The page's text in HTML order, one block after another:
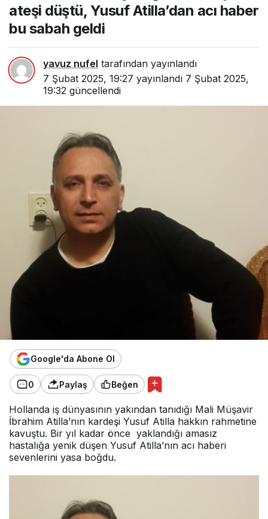
ateşi düştü, Yusuf Atilla’dan acı haber
bu sabah geldi
yavuz nufel tarafından yayınlandı
7 Şubat 2025, 19:27 yayınlandı 7 Şubat 2025,
19:32 güncellendi
Google'da Abone Ol
0 Paylaş Beğen
Hollanda iş dünyasının yakından tanıdığı Mali Müşavir
İbrahim Atilla’nın kardeşi Yusuf Atilla hakkın rahmetine
kavuştu. Bir yıl kadar önce yaklandığı amasız
hastalığa yenik düşen Yusuf Atilla’nın acı haberi
sevenlerini yasa boğdu.